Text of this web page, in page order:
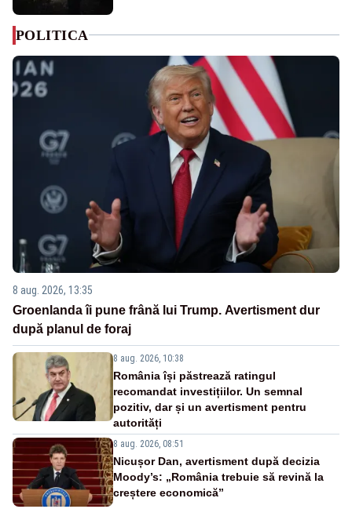
POLITICA
8 aug. 2026, 13:35
Groenlanda îi pune frână lui Trump. Avertisment dur
după planul de foraj
8 aug. 2026, 10:38
România își păstrează ratingul
recomandat investițiilor. Un semnal
pozitiv, dar și un avertisment pentru
autorități
8 aug. 2026, 08:51
Nicușor Dan, avertisment după decizia
Moody’s: „România trebuie să revină la
creștere economică”